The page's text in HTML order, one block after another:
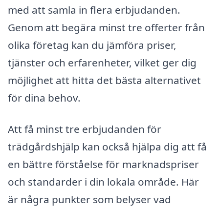
med att samla in flera erbjudanden.
Genom att begära minst tre offerter från
olika företag kan du jämföra priser,
tjänster och erfarenheter, vilket ger dig
möjlighet att hitta det bästa alternativet
för dina behov.
Att få minst tre erbjudanden för
trädgårdshjälp kan också hjälpa dig att få
en bättre förståelse för marknadspriser
och standarder i din lokala område. Här
är några punkter som belyser vad